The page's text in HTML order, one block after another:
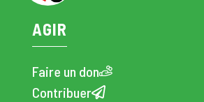
AGIR
Faire un don
Contribuer